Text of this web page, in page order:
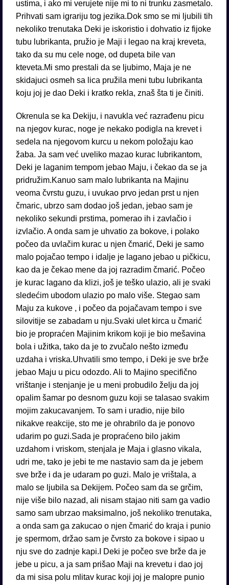
ustima, i ako mi verujete nije mi to ni trunku zasmetalo.
Prihvati sam igrariju tog jezika.Dok smo se mi ljubili tih
nekoliko trenutaka Deki je iskoristio i dohvatio iz fijoke
tubu lubrikanta, pružio je Maji i legao na kraj kreveta,
tako da su mu cele noge, od dupeta bile van
kteveta.Mi smo prestali da se ljubimo, Maja je ne
skidajuci osmeh sa lica pružila meni tubu lubrikanta
koju joj je dao Deki i kratko rekla, znaš šta ti je činiti.
Okrenula se ka Dekiju, i navukla već razrađenu picu
na njegov kurac, noge je nekako podigla na krevet i
sedela na njegovom kurcu u nekom položaju kao
žaba. Ja sam već uveliko mazao kurac lubrikantom,
Deki je laganim tempom jebao Maju, i čekao da se ja
pridružim.Kanuo sam malo lubrikanta na Majinu
veoma čvrstu guzu, i uvukao prvo jedan prst u njen
čmaric, ubrzo sam dodao još jedan, jebao sam je
nekoliko sekundi prstima, pomerao ih i zavlačio i
izvlačio. A onda sam je uhvatio za bokove, i polako
počeo da uvlačim kurac u njen čmarić, Deki je samo
malo pojačao tempo i idalje je lagano jebao u pičkicu,
kao da je čekao mene da joj razradim čmarić. Počeo
je kurac lagano da klizi, još je teško ulazio, ali je svaki
sledećim ubodom ulazio po malo više. Stegao sam
Maju za kukove , i počeo da pojačavam tempo i sve
silovitije se zabadam u nju.Svaki ulet kirca u čmarić
bio je propraćen Majinim krikom koji je bio mešavina
bola i užitka, tako da je to zvučalo nešto između
uzdaha i vriska.Uhvatili smo tempo, i Deki je sve brže
jebao Maju u picu odozdo. Ali to Majino specifično
vrištanje i stenjanje je u meni probudilo želju da joj
opalim šamar po desnom guzu koji se talasao svakim
mojim zakucavanjem. To sam i uradio, nije bilo
nikakve reakcije, sto me je ohrabrilo da je ponovo
udarim po guzi.Sada je propraćeno bilo jakim
uzdahom i vriskom, stenjala je Maja i glasno vikala,
udri me, tako je jebi te me nastavio sam da je jebem
sve brže i da je udaram po guzi. Malo je vrištala, a
malo se ljubila sa Dekijem. Počeo sam da se grčim,
nije više bilo nazad, ali nisam stajao niti sam ga vadio
samo sam ubrzao maksimalno, još nekoliko trenutaka,
a onda sam ga zakucao o njen čmarić do kraja i punio
je spermom, držao sam je čvrsto za bokove i sipao u
nju sve do zadnje kapi.I Deki je počeo sve brže da je
jebe u picu, a ja sam prišao Maji na krevetu i dao joj
da mi sisa polu mlitav kurac koji joj je malopre punio